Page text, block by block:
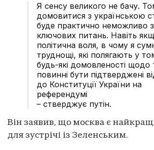
Я сенсу великого не бачу.
домовитися з українською
буде практично неможливо з
ключових питань. Навіть
політична воля, в чому я
труднощі, які полягають у
будь-які домовленості щодо
повинні бути підтверджені
до Конституції України на
референдумі
– стверджує путін.
Він заявив, що москва є
для зустрічі із Зеленським.